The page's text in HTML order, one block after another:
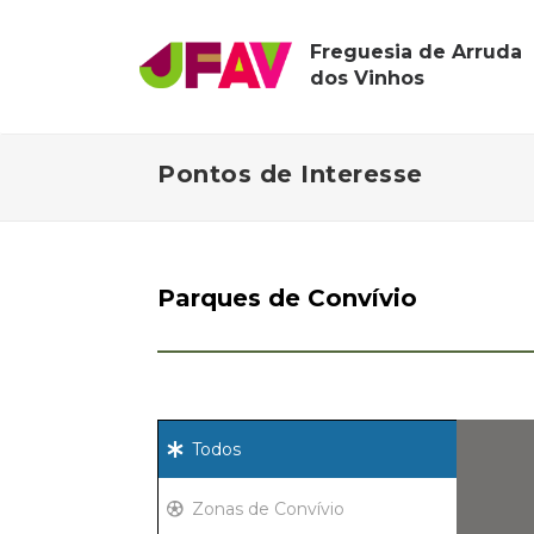
Freguesia de Arruda
dos Vinhos
Pontos de Interesse
Parques de Convívio
Todos
Zonas de Convívio